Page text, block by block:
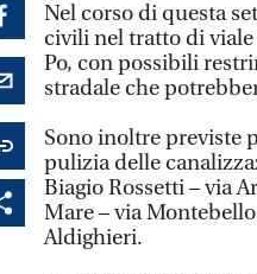
Nel corso di questa
civili nel tratto di viale
Po, con possibili
stradale che
Sono inoltre previste
pulizia delle
Biagio Rossetti – via
Mare – via
Aldighieri.